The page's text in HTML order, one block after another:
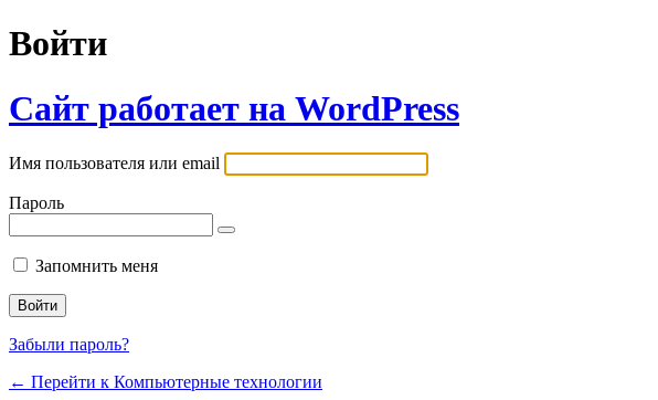
Войти
Сайт работает на WordPress
Имя пользователя или email
Пароль
Запомнить меня
Забыли пароль?
← Перейти к Компьютерные технологии